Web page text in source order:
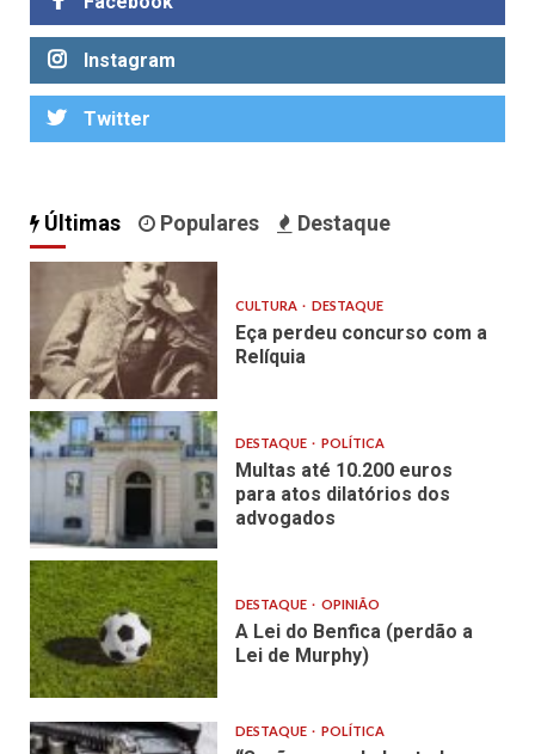
Instagram
Twitter
Últimas Populares Destaque
CULTURA DESTAQUE
Eça perdeu concurso com a
Relíquia
DESTAQUE POLÍTICA
Multas até 10.200 euros
para atos dilatórios dos
advogados
DESTAQUE OPINIÃO
A Lei do Benfica (perdão a
Lei de Murphy)
DESTAQUE POLÍTICA